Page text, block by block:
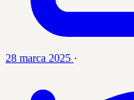
28 marca 2025 ·